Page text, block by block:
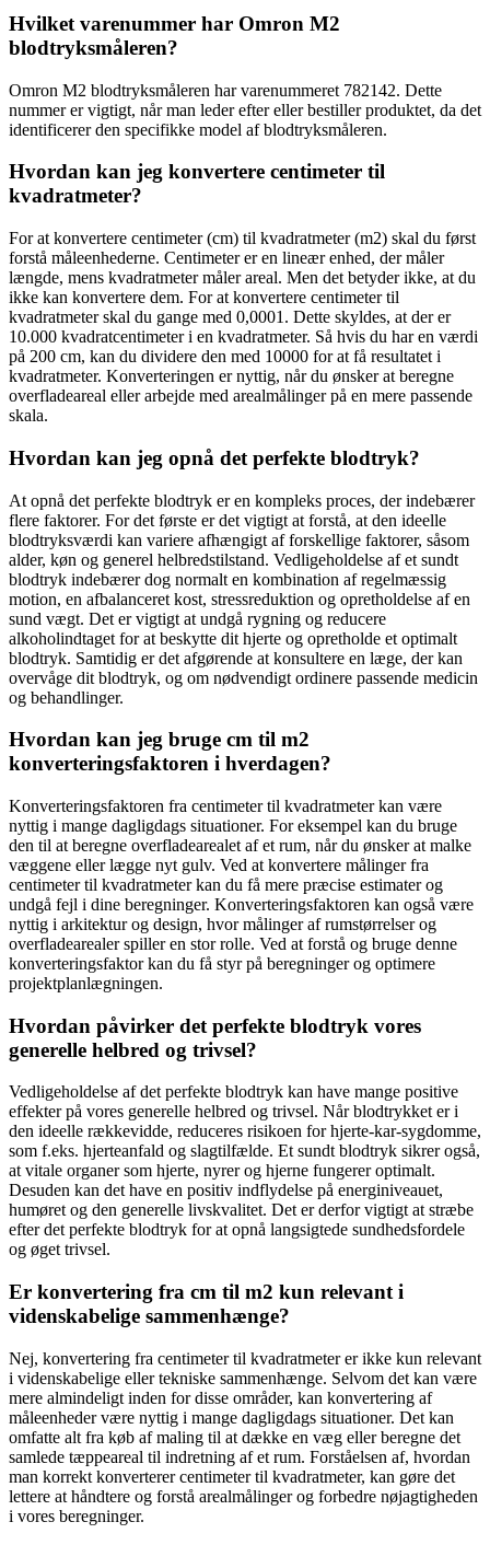
Hvilket varenummer har Omron M2
blodtryksmåleren?
Omron M2 blodtryksmåleren har varenummeret 782142. Dette
nummer er vigtigt, når man leder efter eller bestiller produktet, da det
identificerer den specifikke model af blodtryksmåleren.
Hvordan kan jeg konvertere centimeter til
kvadratmeter?
For at konvertere centimeter (cm) til kvadratmeter (m2) skal du først
forstå måleenhederne. Centimeter er en lineær enhed, der måler
længde, mens kvadratmeter måler areal. Men det betyder ikke, at du
ikke kan konvertere dem. For at konvertere centimeter til
kvadratmeter skal du gange med 0,0001. Dette skyldes, at der er
10.000 kvadratcentimeter i en kvadratmeter. Så hvis du har en værdi
på 200 cm, kan du dividere den med 10000 for at få resultatet i
kvadratmeter. Konverteringen er nyttig, når du ønsker at beregne
overfladeareal eller arbejde med arealmålinger på en mere passende
skala.
Hvordan kan jeg opnå det perfekte blodtryk?
At opnå det perfekte blodtryk er en kompleks proces, der indebærer
flere faktorer. For det første er det vigtigt at forstå, at den ideelle
blodtryksværdi kan variere afhængigt af forskellige faktorer, såsom
alder, køn og generel helbredstilstand. Vedligeholdelse af et sundt
blodtryk indebærer dog normalt en kombination af regelmæssig
motion, en afbalanceret kost, stressreduktion og opretholdelse af en
sund vægt. Det er vigtigt at undgå rygning og reducere
alkoholindtaget for at beskytte dit hjerte og opretholde et optimalt
blodtryk. Samtidig er det afgørende at konsultere en læge, der kan
overvåge dit blodtryk, og om nødvendigt ordinere passende medicin
og behandlinger.
Hvordan kan jeg bruge cm til m2
konverteringsfaktoren i hverdagen?
Konverteringsfaktoren fra centimeter til kvadratmeter kan være
nyttig i mange dagligdags situationer. For eksempel kan du bruge
den til at beregne overfladearealet af et rum, når du ønsker at malke
væggene eller lægge nyt gulv. Ved at konvertere målinger fra
centimeter til kvadratmeter kan du få mere præcise estimater og
undgå fejl i dine beregninger. Konverteringsfaktoren kan også være
nyttig i arkitektur og design, hvor målinger af rumstørrelser og
overfladearealer spiller en stor rolle. Ved at forstå og bruge denne
konverteringsfaktor kan du få styr på beregninger og optimere
projektplanlægningen.
Hvordan påvirker det perfekte blodtryk vores
generelle helbred og trivsel?
Vedligeholdelse af det perfekte blodtryk kan have mange positive
effekter på vores generelle helbred og trivsel. Når blodtrykket er i
den ideelle rækkevidde, reduceres risikoen for hjerte-kar-sygdomme,
som f.eks. hjerteanfald og slagtilfælde. Et sundt blodtryk sikrer også,
at vitale organer som hjerte, nyrer og hjerne fungerer optimalt.
Desuden kan det have en positiv indflydelse på energiniveauet,
humøret og den generelle livskvalitet. Det er derfor vigtigt at stræbe
efter det perfekte blodtryk for at opnå langsigtede sundhedsfordele
og øget trivsel.
Er konvertering fra cm til m2 kun relevant i
videnskabelige sammenhænge?
Nej, konvertering fra centimeter til kvadratmeter er ikke kun relevant
i videnskabelige eller tekniske sammenhænge. Selvom det kan være
mere almindeligt inden for disse områder, kan konvertering af
måleenheder være nyttig i mange dagligdags situationer. Det kan
omfatte alt fra køb af maling til at dække en væg eller beregne det
samlede tæppeareal til indretning af et rum. Forståelsen af, hvordan
man korrekt konverterer centimeter til kvadratmeter, kan gøre det
lettere at håndtere og forstå arealmålinger og forbedre nøjagtigheden
i vores beregninger.